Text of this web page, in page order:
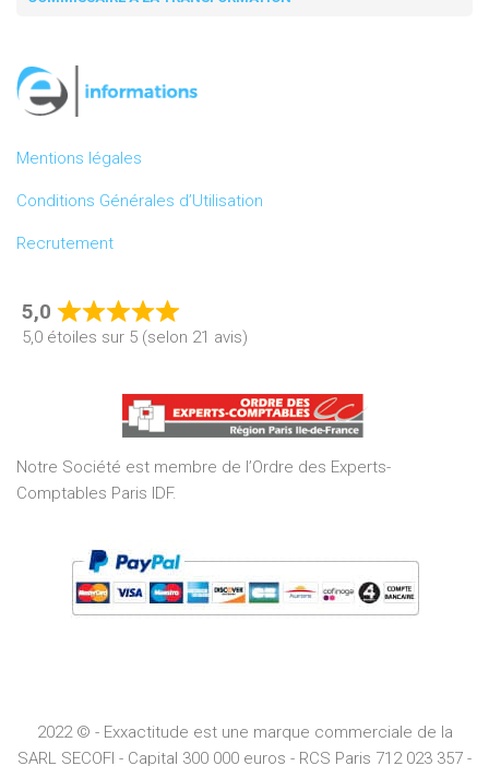
Mentions légales
Conditions Générales d’Utilisation
Recrutement
5,0
Rated
5,0
of
5
5,0 étoiles sur 5 (selon 21 avis)
Notre Société est membre de l’Ordre des Experts-
Comptables Paris IDF.
2022 © - Exxactitude est une marque commerciale de la
SARL SECOFI - Capital 300 000 euros - RCS Paris 712 023 357 -